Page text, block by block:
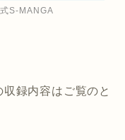
S-MANGA
録内容はご覧のと